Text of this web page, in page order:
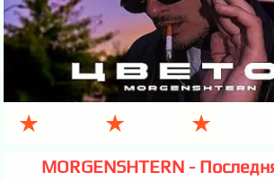
★ ★ ★
MORGENSHTERN -